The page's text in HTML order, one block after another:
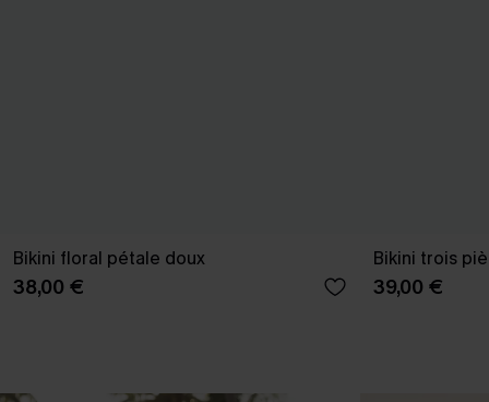
Bikini floral pétale doux
38,00 €
Bikini trois
39,00 €